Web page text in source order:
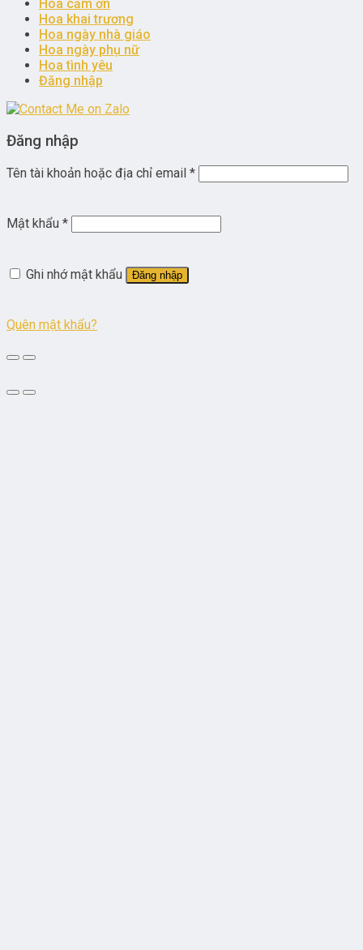
Hoa cảm ơn
Hoa khai trương
Hoa ngày nhà giáo
Hoa ngày phụ nữ
Hoa tình yêu
Đăng nhập
Đăng nhập
Tên tài khoản hoặc địa chỉ email *
Mật khẩu *
Ghi nhớ mật khẩu Đăng nhập
Quên mật khẩu?